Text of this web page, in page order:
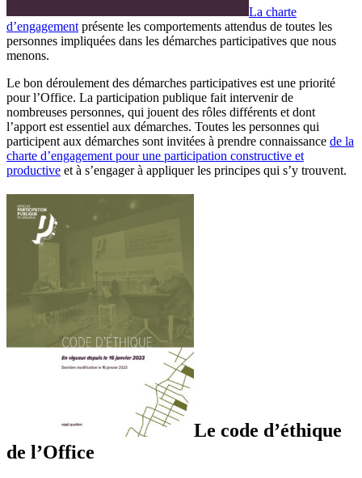
La charte
d’engagement présente les comportements attendus de toutes les
personnes impliquées dans les démarches participatives que nous
menons.
Le bon déroulement des démarches participatives est une priorité
pour l’Office. La participation publique fait intervenir de
nombreuses personnes, qui jouent des rôles différents et dont
l’apport est essentiel aux démarches. Toutes les personnes qui
participent aux démarches sont invitées à prendre connaissance de la
charte d’engagement pour une participation constructive et
productive et à s’engager à appliquer les principes qui s’y trouvent.
Le code d’éthique
de l’Office